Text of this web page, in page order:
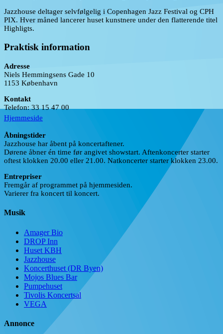
Jazzhouse deltager selvfølgelig i Copenhagen Jazz Festival og CPH
PIX. Hver måned lancerer huset kunstnere under den flatterende titel
Highligts.
Praktisk information
Adresse
Niels Hemmingsens Gade 10
1153 København
Kontakt
Telefon: 33 15 47 00
Hjemmeside
Åbningstider
Jazzhouse har åbent på koncertaftener.
Dørene åbner én time før angivet showstart. Aftenkoncerter starter
oftest klokken 20.00 eller 21.00. Natkoncerter starter klokken 23.00.
Entrepriser
Fremgår af programmet på hjemmesiden.
Varierer fra koncert til koncert.
Musik
Amager Bio
DROP Inn
Huset KBH
Jazzhouse
Koncerthuset (DR Byen)
Mojos Blues Bar
Pumpehuset
Tivolis Koncertsal
VEGA
Annonce